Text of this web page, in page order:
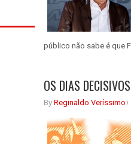
público não sabe é que
OS DIAS
By Reginaldo Veríssimo